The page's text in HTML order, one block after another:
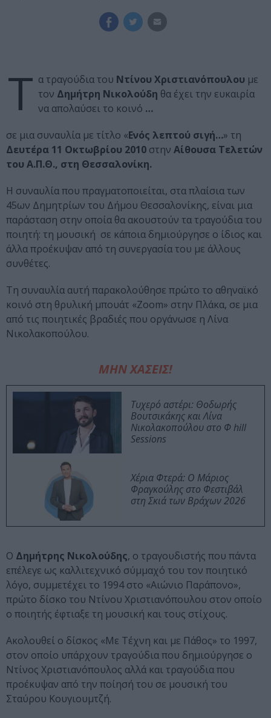
Τ α τραγούδια του Ντίνου Χριστιανόπουλου με
τον Δημήτρη Νικολούδη θα έχει την ευκαιρία
να απολαύσει το κοινό …
σε μια συναυλία με τίτλο «Ενός λεπτού σιγή…» τη
Δευτέρα 11 Οκτωβρίου 2010 στην Αίθουσα Τελετών
του Α.Π.Θ., στη Θεσσαλονίκη.
Η συναυλία που πραγματοποιείται, στα πλαίσια των
45ων Δημητρίων του Δήμου Θεσσαλονίκης, είναι μια
παράσταση στην οποία θα ακουστούν τα τραγούδια του
ποιητή: τη μουσική σε κάποια δημιούργησε ο ίδιος και
άλλα προέκυψαν από τη συνεργασία του με άλλους
συνθέτες.
Τη συναυλία αυτή παρακολούθησε πρώτο το αθηναϊκό
κοινό στη θρυλική μπουάτ «Ζoom» στην Πλάκα, σε μια
από τις ποιητικές βραδιές που οργάνωσε η Λίνα
Νικολακοπούλου.
ΜΗΝ ΧΑΣΕΙΣ!
Τυχερό αστέρι: Θοδωρής
Βουτσικάκης και Λίνα
Νικολακοπούλου στο Φ hill
Sessions
Χέρια Φτερά: Ο Μάριος
Φραγκούλης στο Φεστιβάλ
στη Σκιά των Βράχων 2026
Ο Δημήτρης Νικολούδης, ο τραγουδιστής που πάντα
επέλεγε ως καλλιτεχνικό σύμμαχό του τον ποιητικό
λόγο, συμμετέχει το 1994 στο «Αιώνιο Παράπονο»,
πρώτο δίσκο του Ντίνου Χριστιανόπουλου στον οποίο
ο ποιητής έφτιαξε τη μουσική και τους στίχους.
Ακολουθεί ο δίσκος «Με Τέχνη και με Πάθος» το 1997,
στον οποίο υπάρχουν τραγούδια που δημιούργησε ο
Ντίνος Χριστιανόπουλος αλλά και τραγούδια που
προέκυψαν από την ποίησή του σε μουσική του
Σταύρου Κουγιουμτζή.